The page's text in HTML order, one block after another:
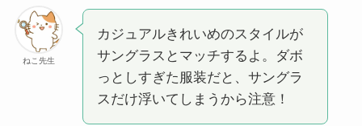
ねこ先生
カジュアルきれいめのスタイルが
サングラスとマッチするよ。ダボ
っとしすぎた服装だと、サングラ
スだけ浮いてしまうから注意！